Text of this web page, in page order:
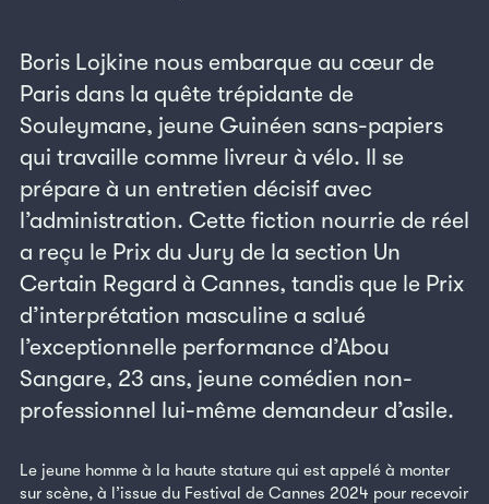
Boris Lojkine nous embarque au cœur de
Paris dans la quête trépidante de
Souleymane, jeune Guinéen sans-papiers
qui travaille comme livreur à vélo. Il se
prépare à un entretien décisif avec
l’administration. Cette fiction nourrie de réel
a reçu le Prix du Jury de la section Un
Certain Regard à Cannes, tandis que le Prix
d’interprétation masculine a salué
l’exceptionnelle performance d’Abou
Sangare, 23 ans, jeune comédien non-
professionnel lui-même demandeur d’asile.
Le jeune homme à la haute stature qui est appelé à monter
sur scène, à l’issue du Festival de Cannes 2024 pour recevoir